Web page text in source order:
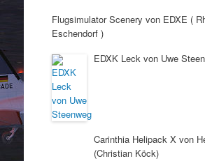
Flugsimulator Scenery von EDXE (
Eschendorf )
EDXK Leck von Uwe
Carinthia Helipack X von
(Christian Köck)